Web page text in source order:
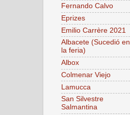
Fernando Calvo
Eprizes
Emilio Carrère 2021
Albacete (Sucedió en
la feria)
Albox
Colmenar Viejo
Lamucca
San Silvestre
Salmantina